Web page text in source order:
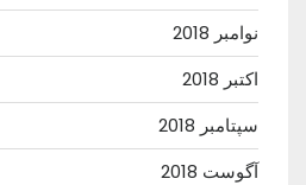
نوامبر 2018
اکتبر 2018
سپتامبر 2018
آگوست 2018